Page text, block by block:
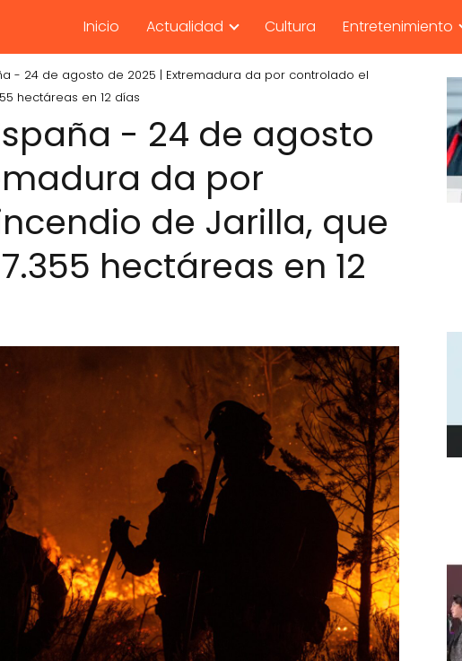
Inicio Actualidad Cultura Entretenimiento
- 24 de agosto de 2025 | Extremadura da por controlado el
hectáreas en 12 días
- 24 de agosto
da por
de Jarilla, que
hectáreas en 12